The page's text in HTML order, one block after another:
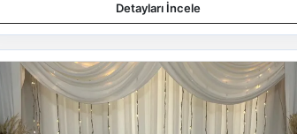
Detayları İncele